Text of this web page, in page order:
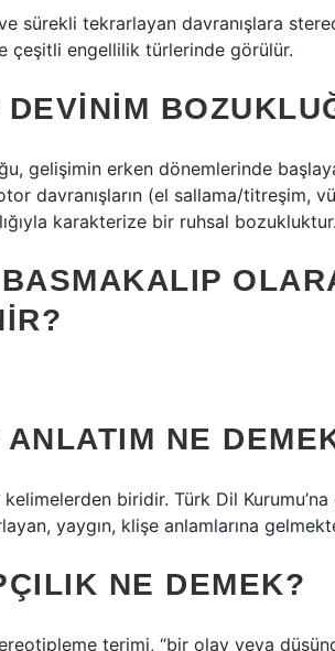
sürekli tekrarlayan davranışlara
çeşitli engellilik türlerinde görülür.
gelişimin erken dönemlerinde
davranışların (el sallama/titreşim,
karakterize bir ruhsal
NE
biridir. Türk Dil
yaygın, klişe anlamlarına
NE DEMEK?
terimi, “bir olay veya